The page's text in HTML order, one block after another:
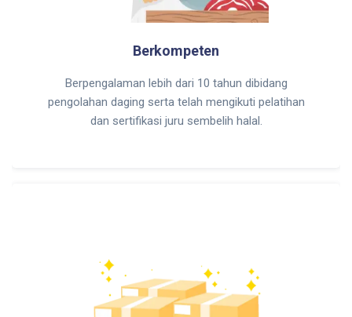
Berkompeten
Berpengalaman lebih dari 10 tahun dibidang
pengolahan daging serta telah mengikuti pelatihan
dan sertifikasi juru sembelih halal.